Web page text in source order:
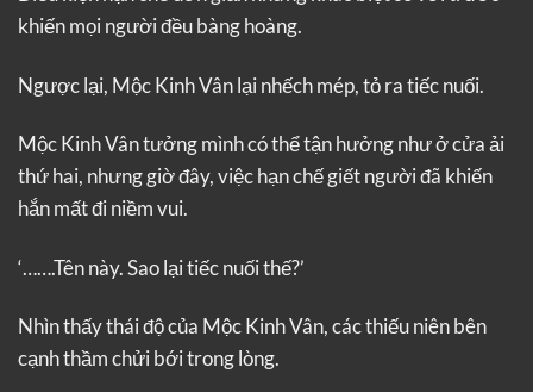
khiến mọi người đều bàng hoàng.
Ngược lại, Mộc Kinh Vân lại nhếch mép, tỏ ra tiếc nuối.
Mộc Kinh Vân tưởng mình có thể tận hưởng như ở cửa ải
thứ hai, nhưng giờ đây, việc hạn chế giết người đã khiến
hắn mất đi niềm vui.
‘…….Tên này. Sao lại tiếc nuối thế?’
Nhìn thấy thái độ của Mộc Kinh Vân, các thiếu niên bên
cạnh thầm chửi bới trong lòng.